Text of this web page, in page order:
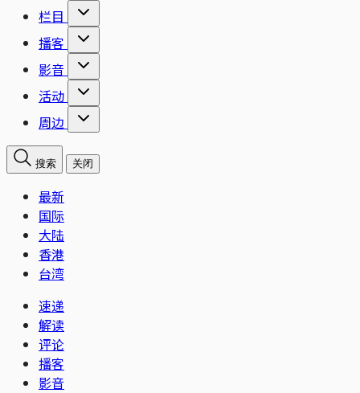
栏目
播客
影音
活动
周边
搜索 关闭
最新
国际
大陆
香港
台湾
速递
解读
评论
播客
影音